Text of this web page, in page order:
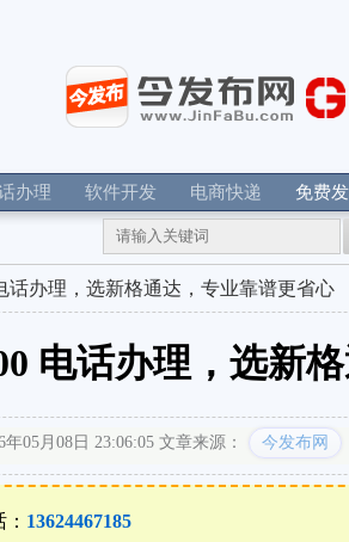
办理 软件开发 电商快递 免费
话办理，选新格通达，专业靠谱更省心
电话办理，选新
05月08日 23:06:05 文章来源： 今发布网
13624467185